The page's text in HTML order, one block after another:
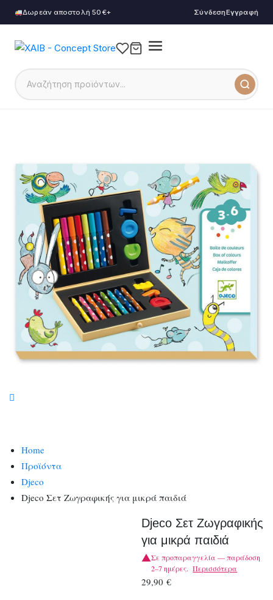
Δωρεάν αποστολή 50€+ ΣύνδεσηΕγγραφή
Home
Προϊόντα
Djeco
Djecο Σετ Ζωγραφικής για μικρά παιδιά
Djecο Σετ Ζωγραφικής
για μικρά παιδιά
Σε προπαραγγελία — παράδοση
2–7 ημέρες. Περισσότερα
29,90€